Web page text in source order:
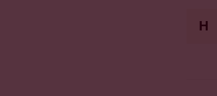
H